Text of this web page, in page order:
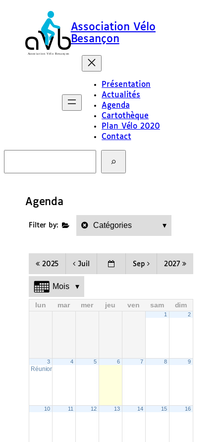
Association Vélo
Besançon
Présentation
Actualités
Agenda
Cartothèque
Plan Vélo 2020
Contact
c
Agenda
Filter by: Catégories ▾
2025 Juil Sep 2027
Mois ▾
lun mar mer jeu ven sam dim
1 2
3
Réunion CA
4 5 6 7 8 9
10 11 12 13 14 15 16